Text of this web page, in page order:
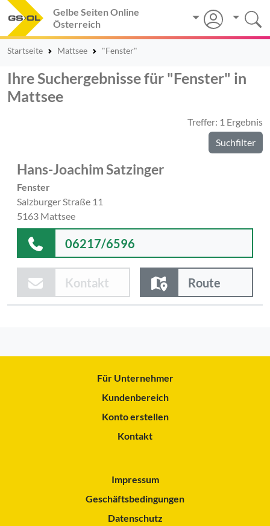
Gelbe Seiten Online
Österreich
Startseite Mattsee "Fenster"
Ihre Suchergebnisse für "Fenster" in
Mattsee
Treffer: 1 Ergebnis
Suchfilter
Hans-Joachim Satzinger
Fenster
Salzburger Straße 11
5163 Mattsee
06217/6596
Kontakt Route
Für Unternehmer
Kundenbereich
Konto erstellen
Kontakt
Impressum
Geschäftsbedingungen
Datenschutz